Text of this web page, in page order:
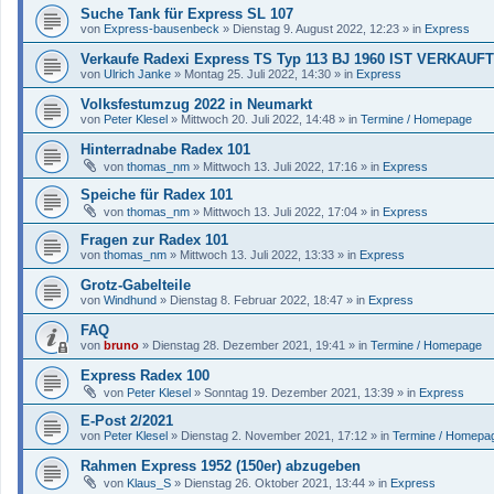
Suche Tank für Express SL 107
von Express-bausenbeck » Dienstag 9. August 2022, 12:23 » in Express
Verkaufe Radexi Express TS Typ 113 BJ 1960 IST VERKAUFT
von Ulrich Janke » Montag 25. Juli 2022, 14:30 » in Express
Volksfestumzug 2022 in Neumarkt
von Peter Klesel » Mittwoch 20. Juli 2022, 14:48 » in Termine / Homepage
Hinterradnabe Radex 101
von thomas_nm » Mittwoch 13. Juli 2022, 17:16 » in Express
Speiche für Radex 101
von thomas_nm » Mittwoch 13. Juli 2022, 17:04 » in Express
Fragen zur Radex 101
von thomas_nm » Mittwoch 13. Juli 2022, 13:33 » in Express
Grotz-Gabelteile
von Windhund » Dienstag 8. Februar 2022, 18:47 » in Express
FAQ
von bruno » Dienstag 28. Dezember 2021, 19:41 » in Termine / Homepage
Express Radex 100
von Peter Klesel » Sonntag 19. Dezember 2021, 13:39 » in Express
E-Post 2/2021
von Peter Klesel » Dienstag 2. November 2021, 17:12 » in Termine /
Rahmen Express 1952 (150er) abzugeben
von Klaus_S » Dienstag 26. Oktober 2021, 13:44 » in Express